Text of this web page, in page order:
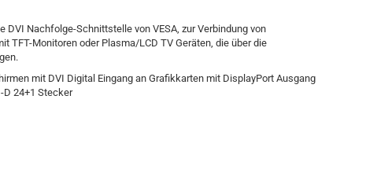
DVI Nachfolge-Schnittstelle von VESA, zur Verbindung von
TFT-Monitoren oder Plasma/LCD TV Geräten, die über die
mit DVI Digital Eingang an Grafikkarten mit DisplayPort Ausgang
D 24+1 Stecker